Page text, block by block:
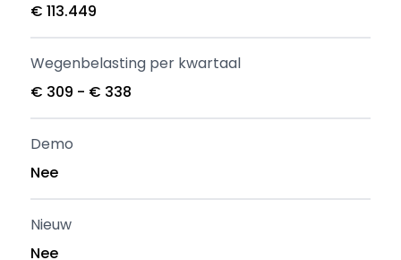
€ 113.449
Wegenbelasting per kwartaal
€ 309 - € 338
Demo
Nee
Nieuw
Nee